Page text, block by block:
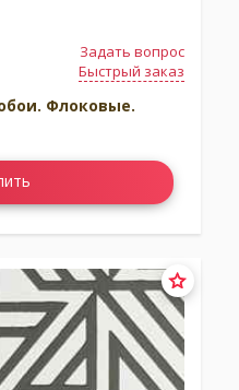
Задать вопрос
Быстрый заказ
Флоковые.